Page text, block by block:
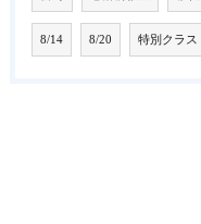
8/14 8/20 特別クラス